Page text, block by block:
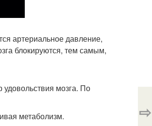
артериальное давление,
блокируются, тем самым,
мозга. По
метаболизм.
⇨